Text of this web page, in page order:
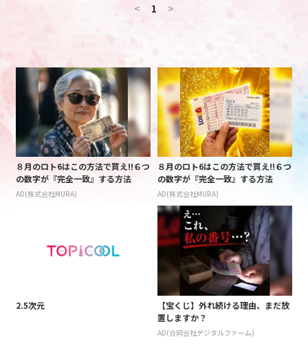
< 1 >
８月のロト6はこの方法で買え!!６つ
の数字が『完全一致』する方法
AD(株式会社MURA)
８月のロト6はこの方法で買え!!６つ
の数字が『完全一致』する方法
AD(株式会社MURA)
2.5次元
【宝くじ】外れ続ける理由、まだ放
置しますか？
AD(合同会社デジタルファーム)